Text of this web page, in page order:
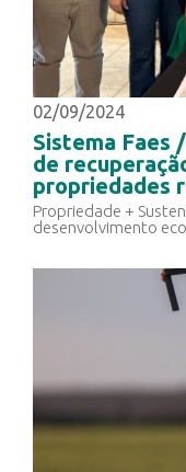
02/09/2024
Sistema Faes
de
propriedades
Propriedade +
desenvolvimento